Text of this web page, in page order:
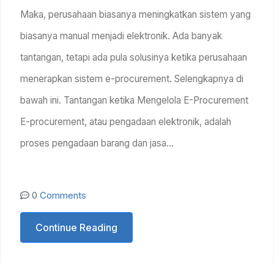
Maka, perusahaan biasanya meningkatkan sistem yang
biasanya manual menjadi elektronik. Ada banyak
tantangan, tetapi ada pula solusinya ketika perusahaan
menerapkan sistem e-procurement. Selengkapnya di
bawah ini. Tantangan ketika Mengelola E-Procurement
E-procurement, atau pengadaan elektronik, adalah
proses pengadaan barang dan jasa…
0 Comments
Continue Reading